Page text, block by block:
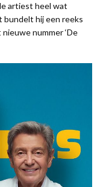
artiest heel wat
bundelt hij een reeks
nummer ‘De